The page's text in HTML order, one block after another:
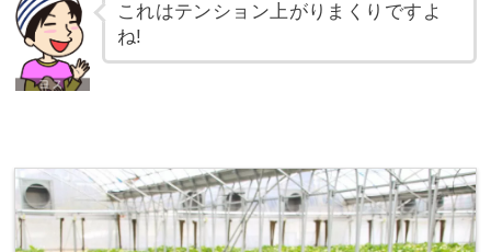
これはテンション上がりまくりですよ
ね!